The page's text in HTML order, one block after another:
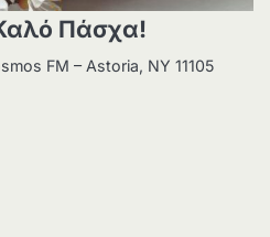
Πάσχα!
FM – Astoria, NY 11105